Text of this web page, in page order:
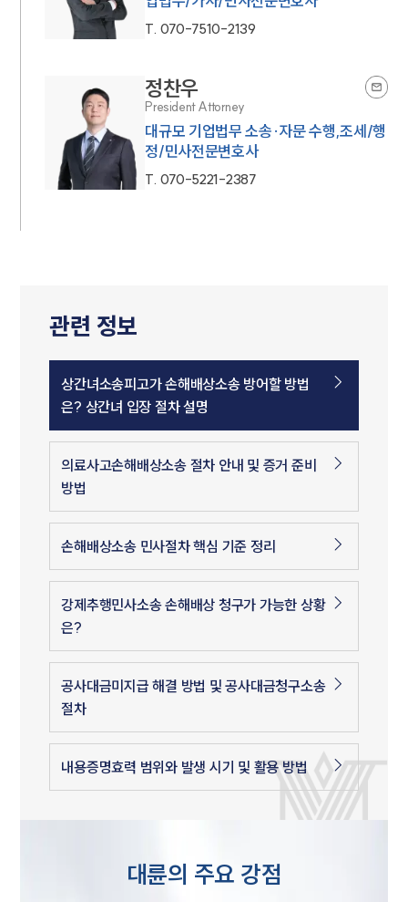
T. 070-7510-2139
정찬우
President Attorney
대규모 기업법무 소송·자문 수행,조세/행
정/민사전문변호사
T. 070-5221-2387
관련 정보
상간녀소송피고가 손해배상소송 방어할 방법
은? 상간녀 입장 절차 설명
의료사고손해배상소송 절차 안내 및 증거 준비
방법
손해배상소송 민사절차 핵심 기준 정리
강제추행민사소송 손해배상 청구가 가능한 상황
은?
공사대금미지급 해결 방법 및 공사대금청구소송
절차
내용증명효력 범위와 발생 시기 및 활용 방법
대륜의 주요 강점